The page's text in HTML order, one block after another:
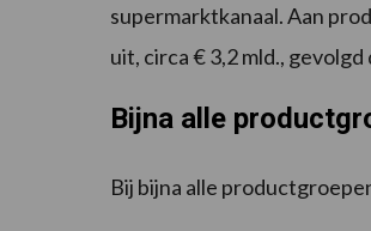
supermarktkanaal. Aan
uit, circa € 3,2 mld.,
Bijna alle
Bij bijna alle